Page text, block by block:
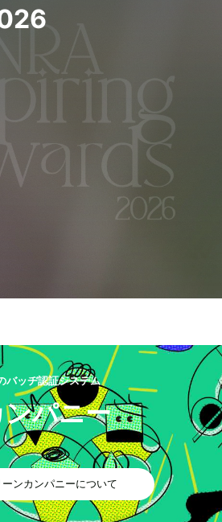
バッヂ認証システム
パニー
ーンカンパニーについて